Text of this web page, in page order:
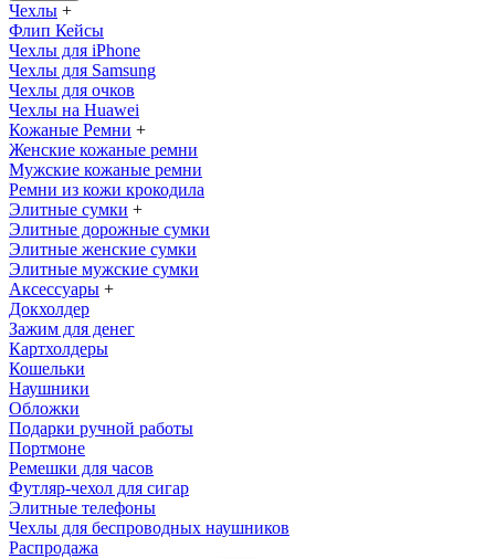
Чехлы +
Флип Кейсы
Чехлы для iPhone
Чехлы для Samsung
Чехлы для очков
Чехлы на Huawei
Кожаные Ремни +
Женские кожаные ремни
Мужские кожаные ремни
Ремни из кожи крокодила
Элитные сумки +
Элитные дорожные сумки
Элитные женские сумки
Элитные мужские сумки
Аксессуары +
Докхолдер
Зажим для денег
Картхолдеры
Кошельки
Наушники
Обложки
Подарки ручной работы
Портмоне
Ремешки для часов
Футляр-чехол для сигар
Элитные телефоны
Чехлы для беспроводных наушников
Распродажа